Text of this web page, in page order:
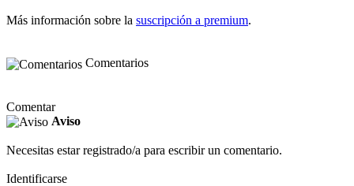
Más información sobre la suscripción a premium.
Comentarios
Comentar
Aviso
Necesitas estar registrado/a para escribir un comentario.
Identificarse